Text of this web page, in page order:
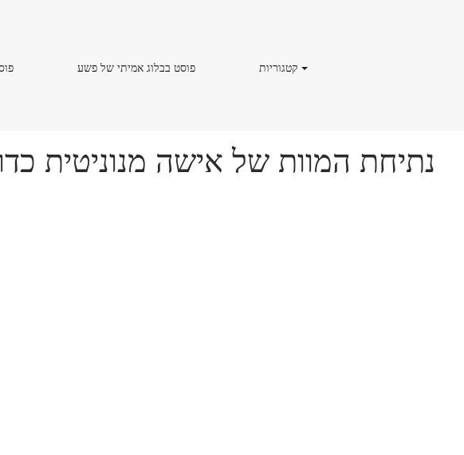
פוסט
פוסט בבלוג אמיתי של פשעפוסט
קטגוריותקטגוריות
נתיחת המוות של אישה מנוניטית